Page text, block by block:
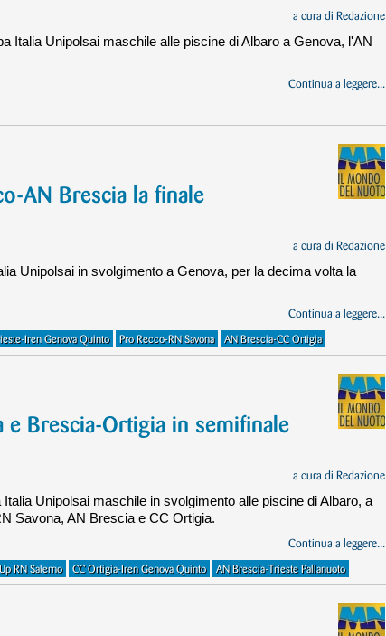
a cura di Redazione
Italia Unipolsai maschile alle piscine di Albaro a Genova, l'AN
Continua a leggere...
AN Brescia la finale
a cura di Redazione
Unipolsai in svolgimento a Genova, per la decima volta la
Continua a leggere...
Iren Genova Quinto Pro Recco-RN Savona AN Brescia-CC Ortigia
e Brescia-Ortigia in semifinale
a cura di Redazione
Unipolsai maschile in svolgimento alle piscine di Albaro, a
Savona, AN Brescia e CC Ortigia.
Continua a leggere...
RN Salerno CC Ortigia-Iren Genova Quinto AN Brescia-Trieste Pallanuoto